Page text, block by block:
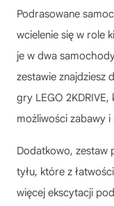
Podrasowane
wcielenie się w role
je w dwa
zestawie znajdziesz
gry LEGO
możliwości zabawy
Dodatkowo, zestaw
tyłu, które z
więcej ekscytacji